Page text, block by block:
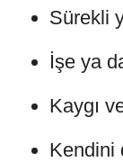
Sürekli
İşe ya
Kaygı
Kendini